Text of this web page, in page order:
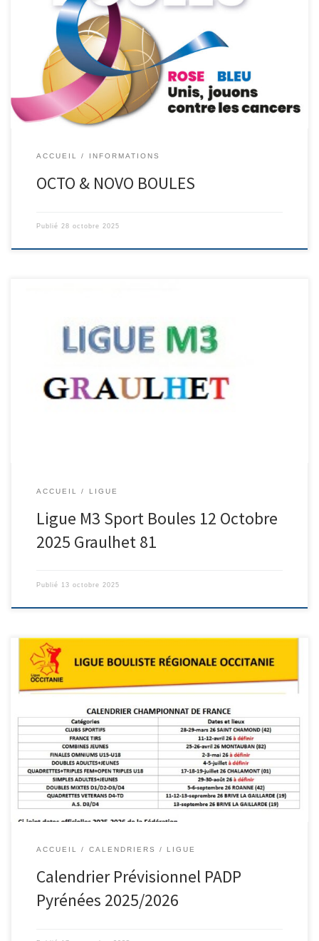
ROSE ET BLEU UNIS, JOUONS CONTRE LES CANCERS
ACCUEIL INFORMATIONS
OCTO & NOVO BOULES
Publié 28 octobre 2025
C’est parti pour la 2ème journée ligue M3GRAULHET VOUS
PROPOSERESTAURATION SUR PLACE REPASCrudités-Poulet
17€RESERVATION AU 06-44-09-90-86 BOUMESLA HabibAVANT
MERCREDI 8 OCTOBRE 2025 20H
ACCUEIL LIGUE
Ligue M3 Sport Boules 12 Octobre
2025 Graulhet 81
Publié 13 octobre 2025
ACCUEIL CALENDRIERS LIGUE
Calendrier Prévisionnel PADP
Pyrénées 2025/2026